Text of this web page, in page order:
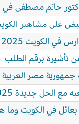
حاتم مصطفى في
على مشاهير
في الكويت 2025
تأشيرة برقم الطلب
جمهورية مصر
مع الحل جديدة 2025
بعائل في الكويت وما